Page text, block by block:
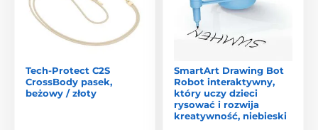
Tech-Protect C2S
CrossBody pasek,
beżowy / złoty
SmartArt Drawing Bot
Robot interaktywny,
który uczy dzieci
rysować i rozwija
kreatywność, niebieski